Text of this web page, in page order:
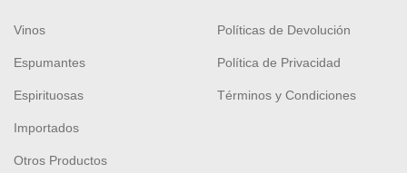
Vinos
Espumantes
Espirituosas
Importados
Otros Productos
Políticas de Devolución
Política de Privacidad
Términos y Condiciones